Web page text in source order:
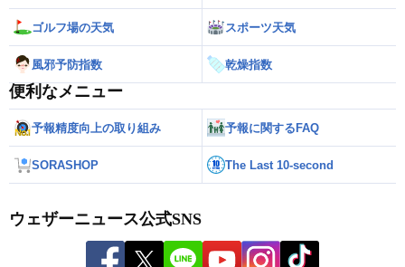
ゴルフ場の天気 スポーツ天気
風邪予防指数 乾燥指数
便利なメニュー
予報精度向上の取り組み 予報に関するFAQ
SORASHOP The Last 10-second
ウェザーニュース公式SNS